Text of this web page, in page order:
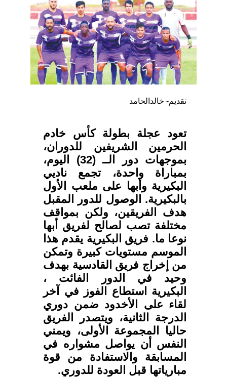
تقديم- خالدالحامد
تعود عجلة بطولة كأس خادم
الحرمين الشريفين للدوران،
بموجهات دور الــ (32) اليوم،
بمباراة واحدة، تجمع ناديي
البكيرية وأبها على ملعب الأول
بالبكيرية. الوصول للدور المقبل
هدف الفريقين، ولكن بمواقف
مختلفة تصب لصالح لفريق أبها
نوعا ما. فريق البكيرية يقدم هذا
الموسم مستويات كبيرة وتمكن
من إخراج فريق القادسية بهدف
وحيد في الدور الفائت ،
البكيرية استطاع الفوز في آخر
لقاء على الأخدود ضمن دوري
الدرجة الثانية، ويتصدر الفريق
حاليا المجموعة الأولى، ويمني
النفس أن يواصل مشواره في
المسابقة والاستفادة من قوة
مبارياتها قبل العودة للدوري.